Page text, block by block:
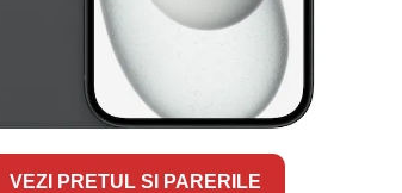
VEZI PRETUL SI PARERILE